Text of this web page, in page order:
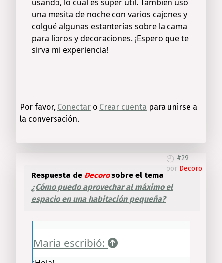
usando, lo cual es súper útil. También uso
una mesita de noche con varios cajones y
colgué algunas estanterías sobre la cama
para libros y decoraciones. ¡Espero que te
sirva mi experiencia!
Por favor, Conectar o Crear cuenta para unirse a
la conversación.
#29
por Decoro
Respuesta de Decorosobre el tema
¿Cómo puedo aprovechar al máximo el
espacio en una habitación pequeña?
Maria escribió: